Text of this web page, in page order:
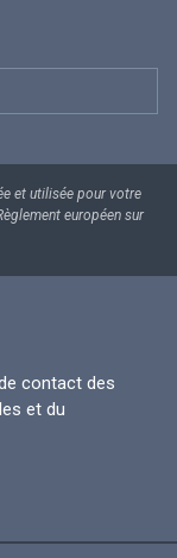
et utilisée pour votre
européen sur
contact des
et du